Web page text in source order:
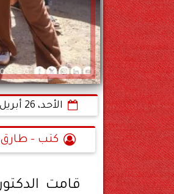
الأحد، 26 أبريل 2026
كتب - طارق
قامت